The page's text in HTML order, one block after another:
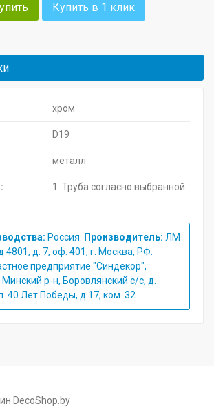
Купить в 1 клик
хром
D19
металл
1. Труба согласно выбранной
Россия. Производитель: ЛМ
4801, д. 7, оф. 401, г. Москва, РФ.
предприятие "Синдекор",
р-н, Боровлянский с/с, д.
40 Лет Победы, д.17, ком. 32.